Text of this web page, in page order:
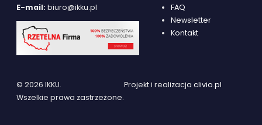
E-mail: biuro@ikku.pl
FAQ
Newsletter
Kontakt
© 2026 IKKU.
Wszelkie prawa zastrzeżone.
Projekt i realizacja clivio.pl